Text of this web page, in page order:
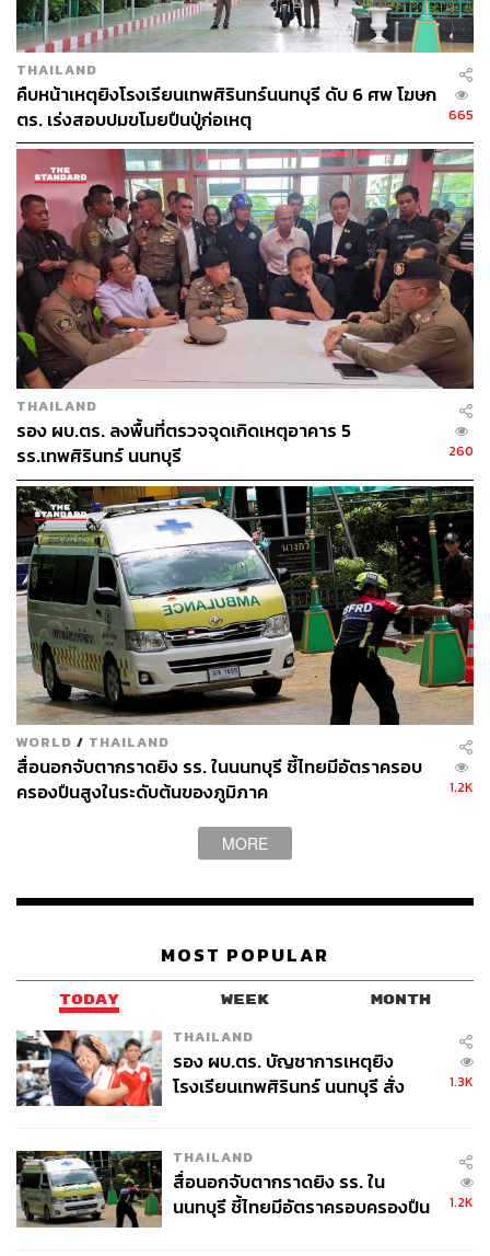
THAILAND
คืบหน้าเหตุยิงโรงเรียนเทพศิรินทร์นนทบุรี ดับ 6 ศพ โฆษก
ตร. เร่งสอบปมขโมยปืนปู่ก่อเหตุ
665
THAILAND
รอง ผบ.ตร. ลงพื้นที่ตรวจจุดเกิดเหตุอาคาร 5
รร.เทพศิรินทร์ นนทบุรี
260
WORLD / THAILAND
สื่อนอกจับตากราดยิง รร. ในนนทบุรี ชี้ไทยมีอัตราครอบ
ครองปืนสูงในระดับต้นของภูมิภาค
1.2K
MORE
MOST POPULAR
TODAY WEEK MONTH
THAILAND
รอง ผบ.ตร. บัญชาการเหตุยิง
โรงเรียนเทพศิรินทร์ นนทบุรี สั่ง
1.3K
THAILAND
สื่อนอกจับตากราดยิง รร. ใน
นนทบุรี ชี้ไทยมีอัตราครอบครองปืน
1.2K